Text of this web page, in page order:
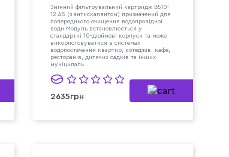
Змінний фільтрувальний картридж B510-
12 AS (з антискалянтом) призначений для
попереднього очищення водопровідної
води.Модуль встановлюється у
стандартні 10-дюймові корпуси та може
використовуватися в системах
водопостачання квартир, котеджів, кафе,
ресторанів, дитячих садків та інших
муніципаль..
2635грн